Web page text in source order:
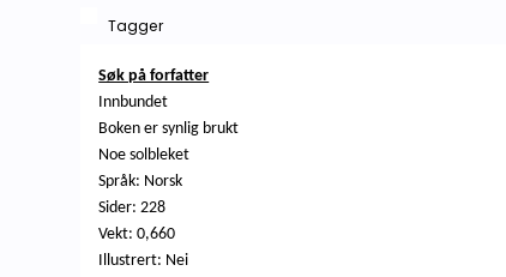
Tagger
Søk på forfatter
Innbundet
Boken er synlig brukt
Noe solbleket
Språk: Norsk
Sider: 228
Vekt: 0,660
Illustrert: Nei